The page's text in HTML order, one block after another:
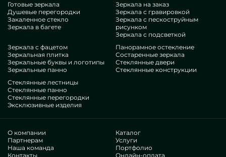
Готовые зеркала
Душевые перегородки
Закаленное стекло
Зеркала в багете
Зеркала на заказ
Зеркала с гравировкой
Зеркала с пескоструйным
рисунком
Зеркала с подсветкой
Зеркала с фацетом
Зеркальная плитка
Зеркальные буквы и логотипы
Зеркальные панно
Панорамное остекление
Состаренные зеркала
Стеклянные двери
Стеклянные конструкции
Стеклянные лестницы
Стеклянные панно
Стеклянные перегородки
Эксклюзивные изделия
О компании
Партнерам
Наша команда
Контакты
Каталог
Услуги
Портфолио
Онлайн-оплата